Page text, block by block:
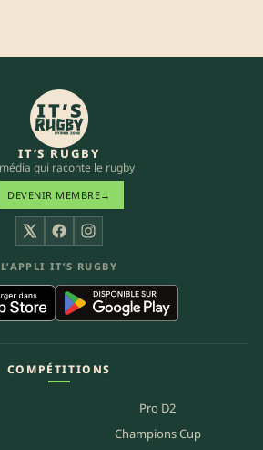
IT’S RUGBY
qui raconte le rugby
DEVENIR MEMBRE→
X FacebookInstagram
L’APPLI IT’S RUGBY
COMPÉTITIONS
Pro D2
Champions Cup